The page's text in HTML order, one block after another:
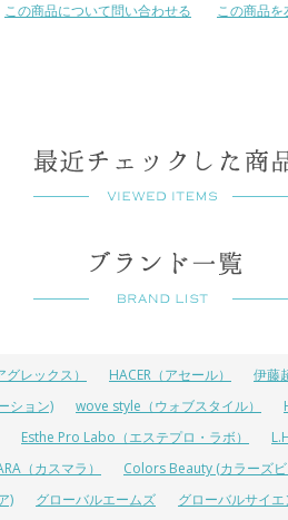
この商品について問い合わせる この商品を
グレックス） HACER（アセール）
伊藤
ション)
wove style（ウォブスタイル）
Esthe Pro Labo（エステプロ・ラボ）
（カスマラ） Colors Beauty (カラーズ
) グローバルエームズ グローバルサイエ